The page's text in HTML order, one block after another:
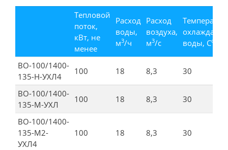
Тепловой
поток,
кВт, не
менее
Расход
воды,
м3/ч
Расход
воздуха,
м3/с
воды, Со
ВО-100/1400-
135-Н-УХЛ4
100 18 8,3 30
ВО-100/1400-
135-М-УХЛ
100 18 8,3 30
ВО-100/1400-
135-М2-
УХЛ4
100 18 8,3 30